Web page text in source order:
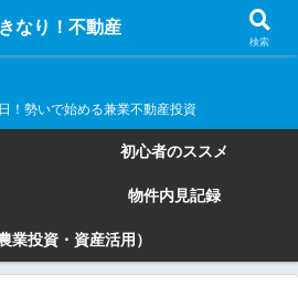
なり！不動産
！勢いで始める兼業不動産投資
初心者のススメ
物件内見記録
業投資・資産活用）
なり！不動産
検索